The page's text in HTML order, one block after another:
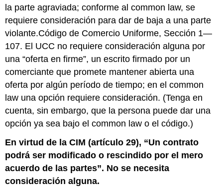
la parte agraviada; conforme al common law, se
requiere consideración para dar de baja a una parte
violante.Código de Comercio Uniforme, Sección 1—
107. El UCC no requiere consideración alguna por
una “oferta en firme”, un escrito firmado por un
comerciante que promete mantener abierta una
oferta por algún período de tiempo; en el common
law una opción requiere consideración. (Tenga en
cuenta, sin embargo, que la persona puede dar una
opción ya sea bajo el common law o el código.)
En virtud de la CIM (artículo 29), “Un contrato
podrá ser modificado o rescindido por el mero
acuerdo de las partes”. No se necesita
consideración alguna.